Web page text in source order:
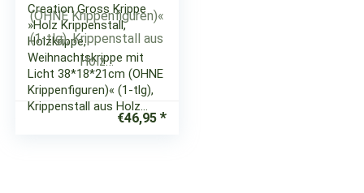
Creation Gross Krippe
»Holz Krippenstall,
Holzkrippe,
Weihnachtskrippe mit
Licht 38*18*21cm (OHNE
Krippenfiguren)« (1-tlg),
Krippenstall aus Holz…
€46,95